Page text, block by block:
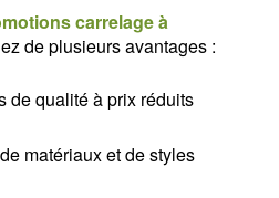
carrelage à
de plusieurs avantages :
de qualité à prix réduits
matériaux et de styles